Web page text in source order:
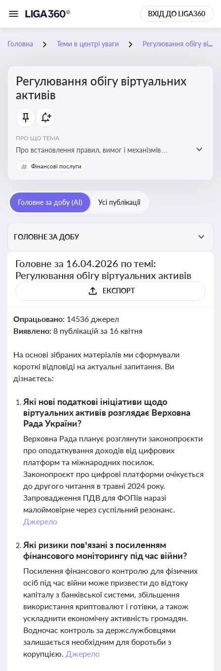
ВХІД ДО LIGA360
Головна Теми в центрі уваги Регулювання обігу віртуальних активів
Регулювання обігу віртуальних
активів
ПРО ЩО ТЕМА:
Про встановлення правил, вимог і механізмів
контролю за використанням, обігом та
оподаткуванням віртуальних активів, таких як
Фінансові послуги
Головне за добу (AI) Усі публікації
ГОЛОВНЕ ЗА ДОБУ
Головне за 16.04.2026 по темі:
Регулювання обігу віртуальних активів
ЕКСПОРТ
Опрацьовано: 14536 джерел
Виявлено: 8 публікацій за 16 квітня
На основі зібраних матеріалів ми сформували
короткі відповіді на актуальні запитання. Ви
дізнаєтесь:
Які нові податкові ініціативи щодо
віртуальних активів розглядає Верховна
Рада України?
Верховна Рада планує розглянути законопроєкти
про оподаткування доходів від цифрових
платформ та міжнародних посилок.
Законопроєкт про цифрові платформи очікується
до другого читання в травні 2024 року.
Запровадження ПДВ для ФОПів наразі
малоймовірне через суспільний резонанс.
Джерело
Які ризики пов’язані з посиленням
фінансового моніторингу під час війни?
Посилення фінансового контролю для фізичних
осіб під час війни може призвести до відтоку
капіталу з банківської системи, збільшення
використання криптовалют і готівки, а також
ускладнити економічну активність громадян.
Водночас контроль за держслужбовцями
залишається необхідним для боротьби з
корупцією. Джерело